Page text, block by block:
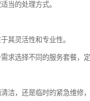
当的处理方式。
其灵活性和专业性。
求选择不同的服务套餐，
洁，还是临时的紧急维修